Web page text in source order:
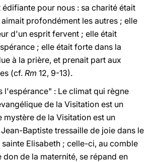
pour nous : sa charité était
profondément les autres ; elle
d'un esprit fervent ; elle était
; elle était forte dans la
à la prière, et prenait part aux
(cf. Rm 12, 9-13).
l'espérance" : Le climat qui règne
de la Visitation est un
mystère de la Visitation est un
Jean-Baptiste tressaille de joie dans le
sainte Elisabeth ; celle-ci, au comble
don de la maternité, se répand en